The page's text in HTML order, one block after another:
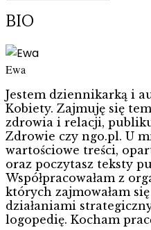
BIO
Ewa
Jestem dziennikarką i
Kobiety. Zajmuję się
zdrowia i relacji,
Zdrowie czy ngo.pl. U
wartościowe treści,
oraz poczytasz teksty
Współpracowałam z
których zajmowałam
działaniami
logopedię. Kocham